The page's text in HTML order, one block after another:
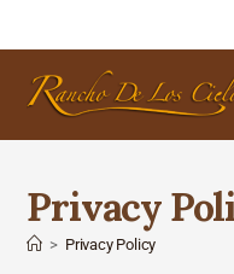
Privacy
> Privacy Policy